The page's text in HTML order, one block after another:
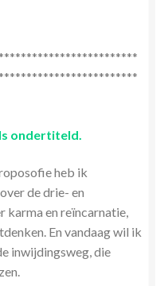
ondertiteld.
heb ik
de drie- en
karma en reïncarnatie,
En vandaag wil ik
inwijdingsweg, die